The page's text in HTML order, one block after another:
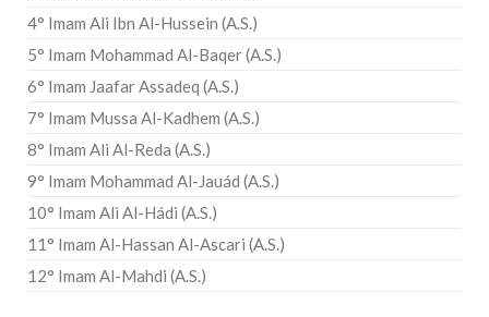
4° Imam Ali Ibn Al-Hussein (A.S.)
5° Imam Mohammad Al-Baqer (A.S.)
6° Imam Jaafar Assadeq (A.S.)
7° Imam Mussa Al-Kadhem (A.S.)
8° Imam Ali Al-Reda (A.S.)
9° Imam Mohammad Al-Jauád (A.S.)
10° Imam Ali Al-Hádi (A.S.)
11° Imam Al-Hassan Al-Ascari (A.S.)
12° Imam Al-Mahdi (A.S.)